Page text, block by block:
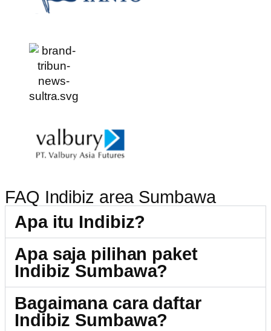
FAQ Indibiz area Sumbawa
Apa itu Indibiz?
Apa saja pilihan paket
Indibiz Sumbawa?
Bagaimana cara daftar
Indibiz Sumbawa?